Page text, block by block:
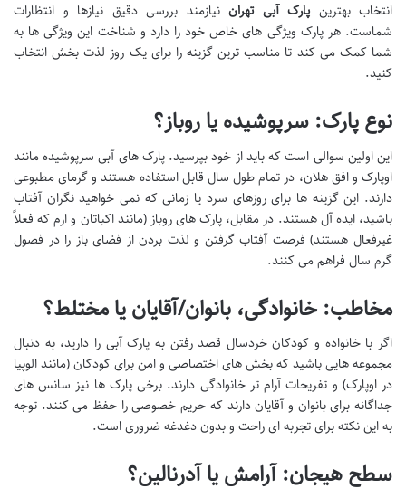
انتخاب بهترین پارک آبی تهران نیازمند بررسی دقیق نیازها و انتظارات
شماست. هر پارک ویژگی های خاص خود را دارد و شناخت این ویژگی ها به
شما کمک می کند تا مناسب ترین گزینه را برای یک روز لذت بخش انتخاب
کنید.
نوع پارک: سرپوشیده یا روباز؟
این اولین سوالی است که باید از خود بپرسید. پارک های آبی سرپوشیده مانند
اوپارک و افق هلان، در تمام طول سال قابل استفاده هستند و گرمای مطبوعی
دارند. این گزینه ها برای روزهای سرد یا زمانی که نمی خواهید نگران آفتاب
باشید، ایده آل هستند. در مقابل، پارک های روباز (مانند اکباتان و ارم که فعلاً
غیرفعال هستند) فرصت آفتاب گرفتن و لذت بردن از فضای باز را در فصول
گرم سال فراهم می کنند.
مخاطب: خانوادگی، بانوان/آقایان یا مختلط؟
اگر با خانواده و کودکان خردسال قصد رفتن به پارک آبی را دارید، به دنبال
مجموعه هایی باشید که بخش های اختصاصی و امن برای کودکان (مانند الوپیا
در اوپارک) و تفریحات آرام تر خانوادگی دارند. برخی پارک ها نیز سانس های
جداگانه برای بانوان و آقایان دارند که حریم خصوصی را حفظ می کنند. توجه
به این نکته برای تجربه ای راحت و بدون دغدغه ضروری است.
سطح هیجان: آرامش یا آدرنالین؟